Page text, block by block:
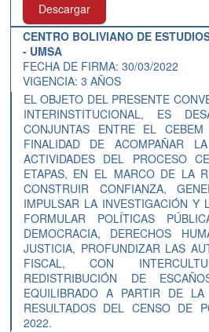
Descargar
CENTRO BOLIVIANO DE
- UMSA
FECHA DE FIRMA: 30/03/2022
VIGENCIA: 3 AÑOS
EL OBJETO DEL PRESENTE
INTERINSTITUCIONAL, ES
CONJUNTAS ENTRE EL
FINALIDAD DE ACOMPAÑAR
ACTIVIDADES DEL PROCESO
ETAPAS, EN EL MARCO DE LA
CONSTRUIR CONFIANZA,
IMPULSAR LA INVESTIGACIÓN Y
FORMULAR POLÍTICAS
DEMOCRACIA, DERECHOS
JUSTICIA, PROFUNDIZAR LAS
FISCAL, CON
REDISTRIBUCIÓN DE
EQUILIBRADO A PARTIR DE
RESULTADOS DEL CENSO DE
2022.